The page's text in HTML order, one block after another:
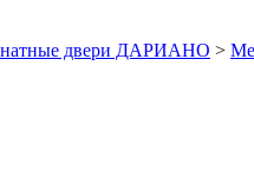
двери ДАРИАНО >